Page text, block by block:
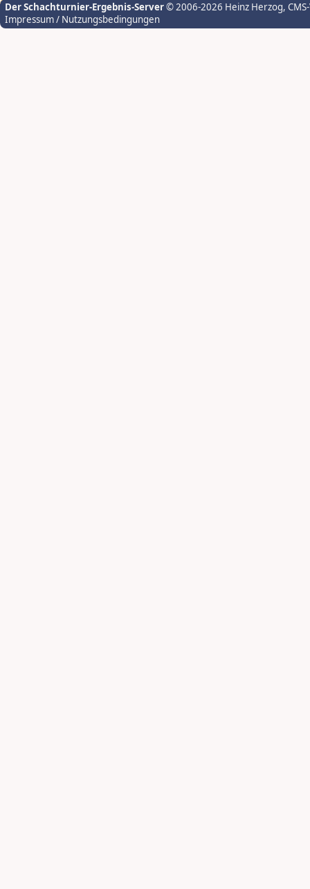
Der Schachturnier-Ergebnis-Server© 2006-2026 Heinz Herzog,
Impressum / Nutzungsbedingungen